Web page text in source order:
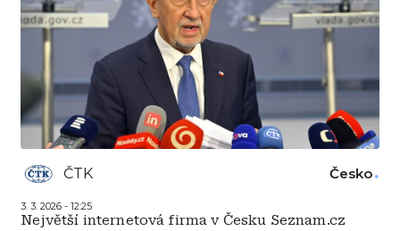
ČTK
3. 3. 2026 - 12:25
Česko
Největší internetová firma v Česku Seznam.cz